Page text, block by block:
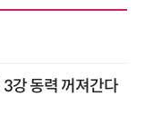
강 동력 꺼져간다